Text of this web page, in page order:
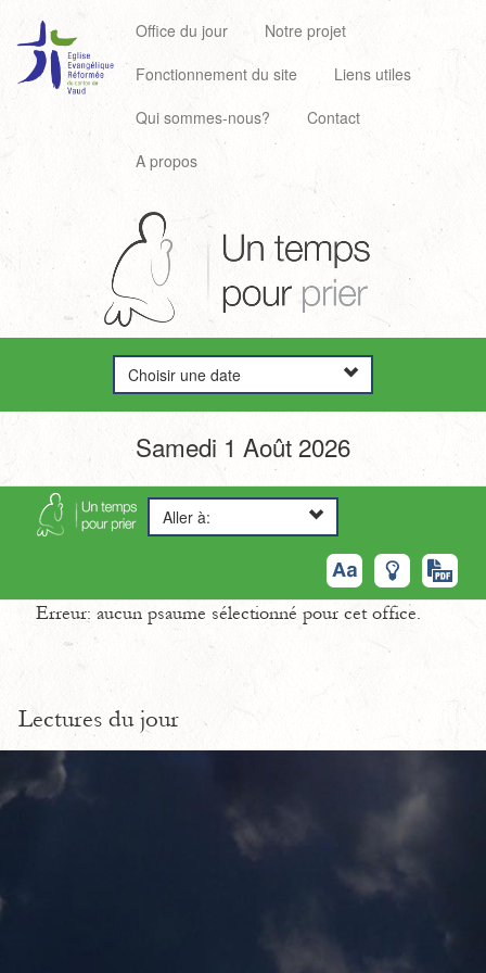
Office du jour
Notre projet
Fonctionnement du site
Liens utiles
Qui sommes-nous?
Contact
A propos
Choisir une date
Samedi 1 Août 2026
Aller à:
Erreur: aucun psaume sélectionné pour cet office.
Lectures du jour